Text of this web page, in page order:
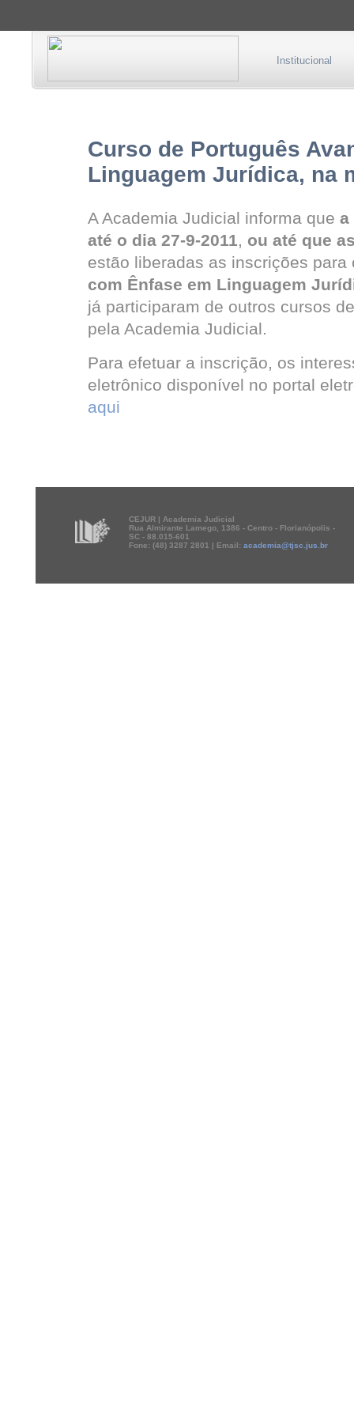
Institucional
Curso de Português
Linguagem Jurídica, na
A Academia Judicial informa que a
até o dia 27-9-2011, ou até que
estão liberadas as inscrições
com Ênfase em Linguagem
já participaram de outros cursos
pela Academia Judicial.
Para efetuar a inscrição, os
eletrônico disponível no portal
aqui
CEJUR | Academia Judicial
Rua Almirante Lamego, 1386 - Centro - Florianópolis -
SC - 88.015-601
Fone: (48) 3287 2801 | Email: academia@tjsc.jus.br